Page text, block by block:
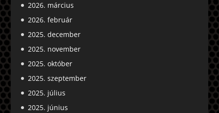
2026. március
2026. február
2025. december
2025. november
2025. október
2025. szeptember
2025. július
2025. június